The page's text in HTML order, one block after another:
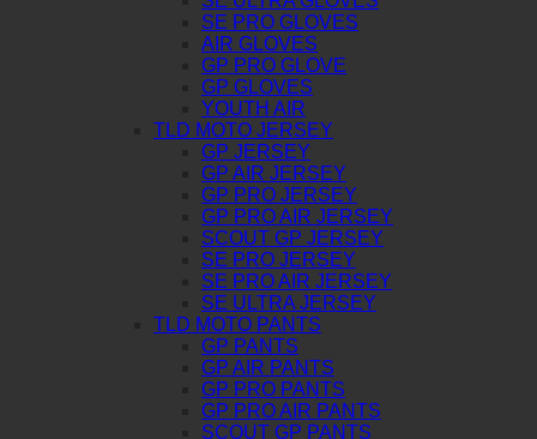
SE PRO GLOVES
AIR GLOVES
GP PRO GLOVE
GP GLOVES
YOUTH AIR
TLD MOTO JERSEY
GP JERSEY
GP AIR JERSEY
GP PRO JERSEY
GP PRO AIR JERSEY
SCOUT GP JERSEY
SE PRO JERSEY
SE PRO AIR JERSEY
SE ULTRA JERSEY
TLD MOTO PANTS
GP PANTS
GP AIR PANTS
GP PRO PANTS
GP PRO AIR PANTS
SCOUT GP PANTS